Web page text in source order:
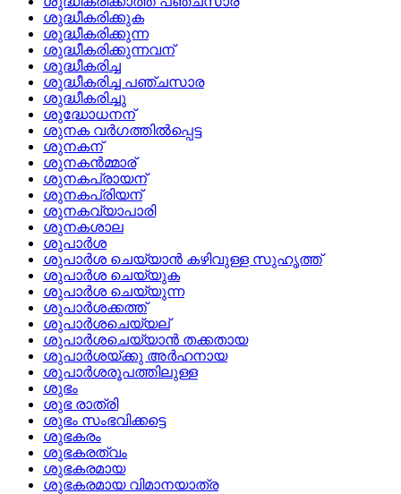
ശുദ്ധീകരിക്കുക
ശുദ്ധീകരിക്കുന്ന
ശുദ്ധീകരിക്കുന്നവന്
ശുദ്ധീകരിച്ച
ശുദ്ധീകരിച്ച പഞ്ചസാര
ശുദ്ധീകരിച്ചു
ശുദ്ധോധനന്
ശുനക വര്‍ഗത്തില്‍പ്പെട്ട
ശുനകന്
ശുനകന്‍മ്മാര്
ശുനകപ്രായന്
ശുനകപ്രിയന്
ശുനകവ്യാപാരി
ശുനകശാല
ശുപാര്‍ശ
ശുപാര്‍ശ ചെയ്യാന്‍ കഴിവുള്ള സുഹൃത്ത്
ശുപാര്‍ശ ചെയ്യുക
ശുപാര്‍ശ ചെയ്യുന്ന
ശുപാര്‍ശക്കത്ത്
ശുപാര്‍ശചെയ്യല്
ശുപാര്‍ശചെയ്യാന്‍ തക്കതായ
ശുപാര്‍ശയ്‌ക്കു അര്‍ഹനായ
ശുപാര്‍ശരൂപത്തിലുള്ള
ശുഭം
ശുഭ രാത്രി
ശുഭം സംഭവിക്കട്ടെ
ശുഭകരം
ശുഭകരത്വം
ശുഭകരമായ
ശുഭകരമായ വിമാനയാത്ര